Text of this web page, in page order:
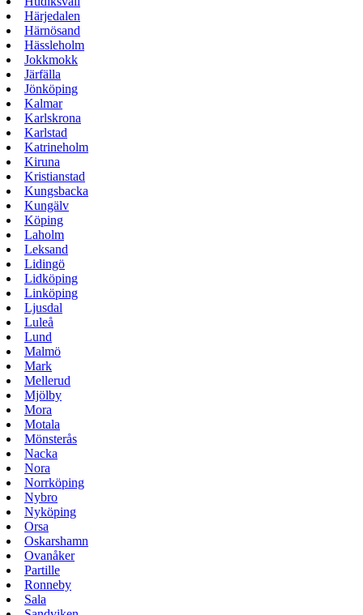
Härjedalen
Härnösand
Hässleholm
Jokkmokk
Järfälla
Jönköping
Kalmar
Karlskrona
Karlstad
Katrineholm
Kiruna
Kristianstad
Kungsbacka
Kungälv
Köping
Laholm
Leksand
Lidingö
Lidköping
Linköping
Ljusdal
Luleå
Lund
Malmö
Mark
Mellerud
Mjölby
Mora
Motala
Mönsterås
Nacka
Nora
Norrköping
Nybro
Nyköping
Orsa
Oskarshamn
Ovanåker
Partille
Ronneby
Sala